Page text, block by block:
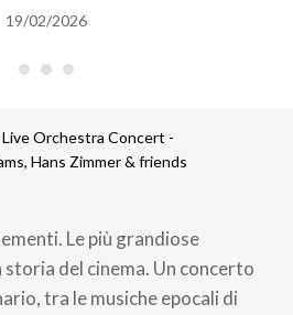
19/02/2026
Orchestra Concert -
Hans Zimmer & friends
Le più grandiose
del cinema. Un concerto
tra le musiche epocali di